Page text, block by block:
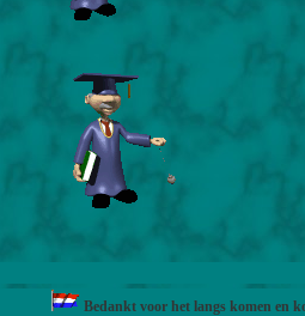
Bedankt voor het langs komen en